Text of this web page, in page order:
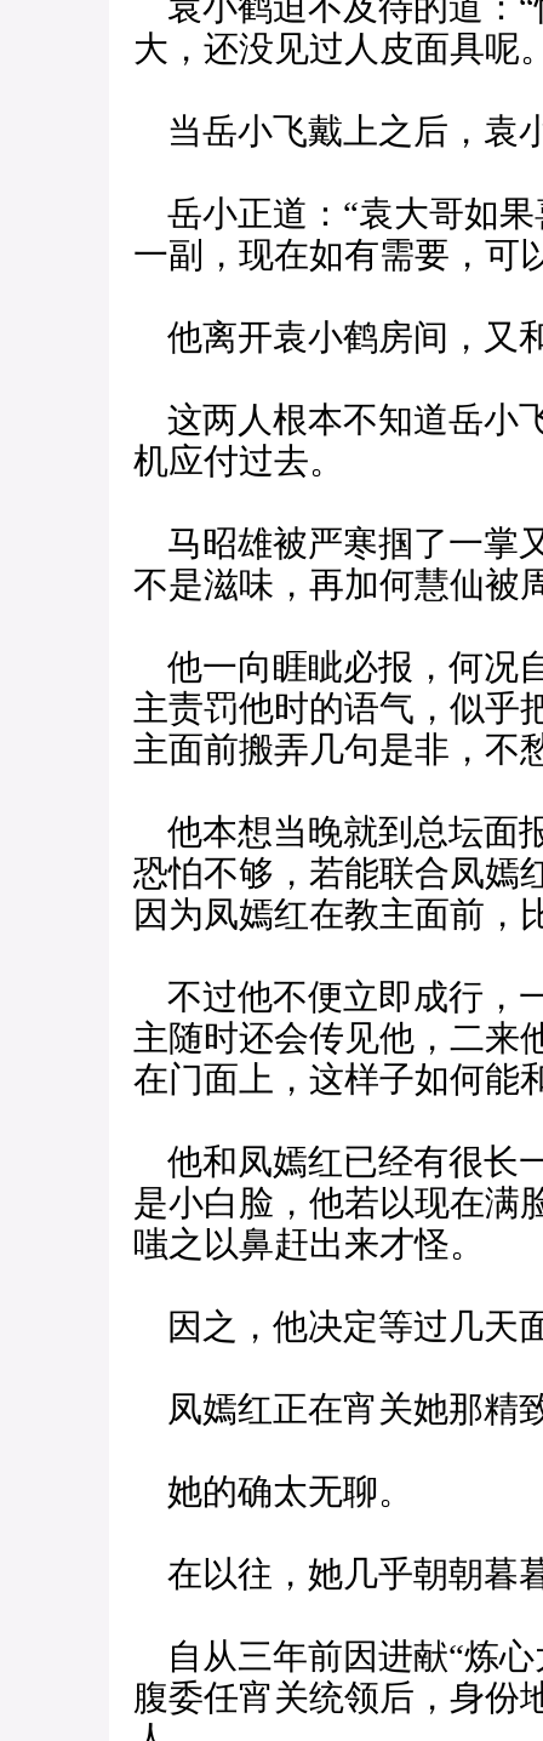
大，还没见过人皮面具呢
当岳小飞戴上之后，袁
岳小正道：“袁大哥如
一副，现在如有需要，可
他离开袁小鹤房间，又
这两人根本不知道岳小
机应付过去。
马昭雄被严寒掴了一掌
不是滋味，再加何慧仙被
他一向睚眦必报，何况
主责罚他时的语气，似乎
主面前搬弄几句是非，不
他本想当晚就到总坛面
恐怕不够，若能联合凤嫣
因为凤嫣红在教主面前，
不过他不便立即成行，
主随时还会传见他，二来
在门面上，这样子如何能
他和凤嫣红已经有很长
是小白脸，他若以现在满
嗤之以鼻赶出来才怪。
因之，他决定等过几天
凤嫣红正在宵关她那精
她的确太无聊。
在以往，她几乎朝朝暮
自从三年前因进献“炼心
腹委任宵关统领后，身份